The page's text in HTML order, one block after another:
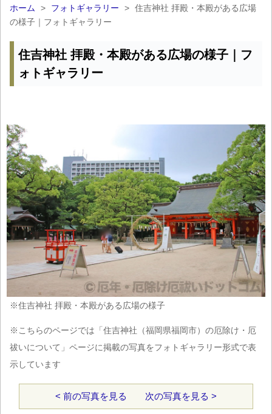
ホーム > フォトギャラリー > 住吉神社 拝殿・本殿がある広場
の様子｜フォトギャラリー
住吉神社 拝殿・本殿がある広場の様子｜フ
ォトギャラリー
※住吉神社 拝殿・本殿がある広場の様子
※こちらのページでは「住吉神社（福岡県福岡市）の厄除け・厄
祓いについて」ページに掲載の写真をフォトギャラリー形式で表
示しています
< 前の写真を見る 次の写真を見る >